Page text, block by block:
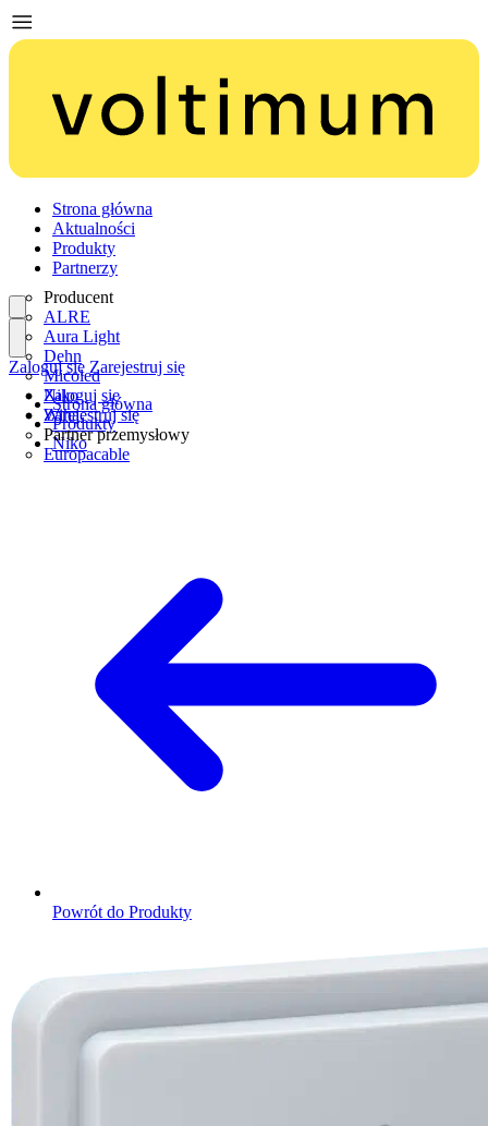
Strona główna
Aktualności
Produkty
Partnerzy
Producent
ALRE
Aura Light
Dehn
Micoled
Niko
Wiha
Partner przemysłowy
Europacable
Zaloguj się
Zarejestruj się
Zaloguj się Zarejestruj się
Strona główna
Produkty
Niko
Powrót do Produkty